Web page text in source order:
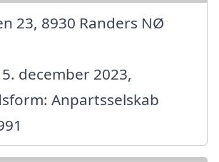
23, 8930 Randers NØ
december 2023,
Anpartsselskab